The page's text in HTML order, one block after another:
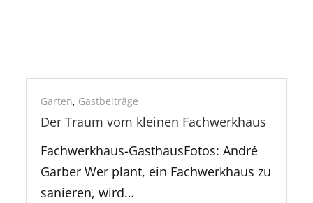
Fachwerkhaus
Garten, Gastbeiträge
Der Traum vom kleinen Fachwerkhaus
Fachwerkhaus-GasthausFotos: André
Garber Wer plant, ein Fachwerkhaus zu
sanieren, wird…